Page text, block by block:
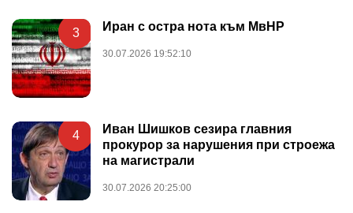
3 Иран с остра нота към МвНР
30.07.2026 19:52:10
4
Иван Шишков сезира главния
прокурор за нарушения при строежа
на магистрали
30.07.2026 20:25:00